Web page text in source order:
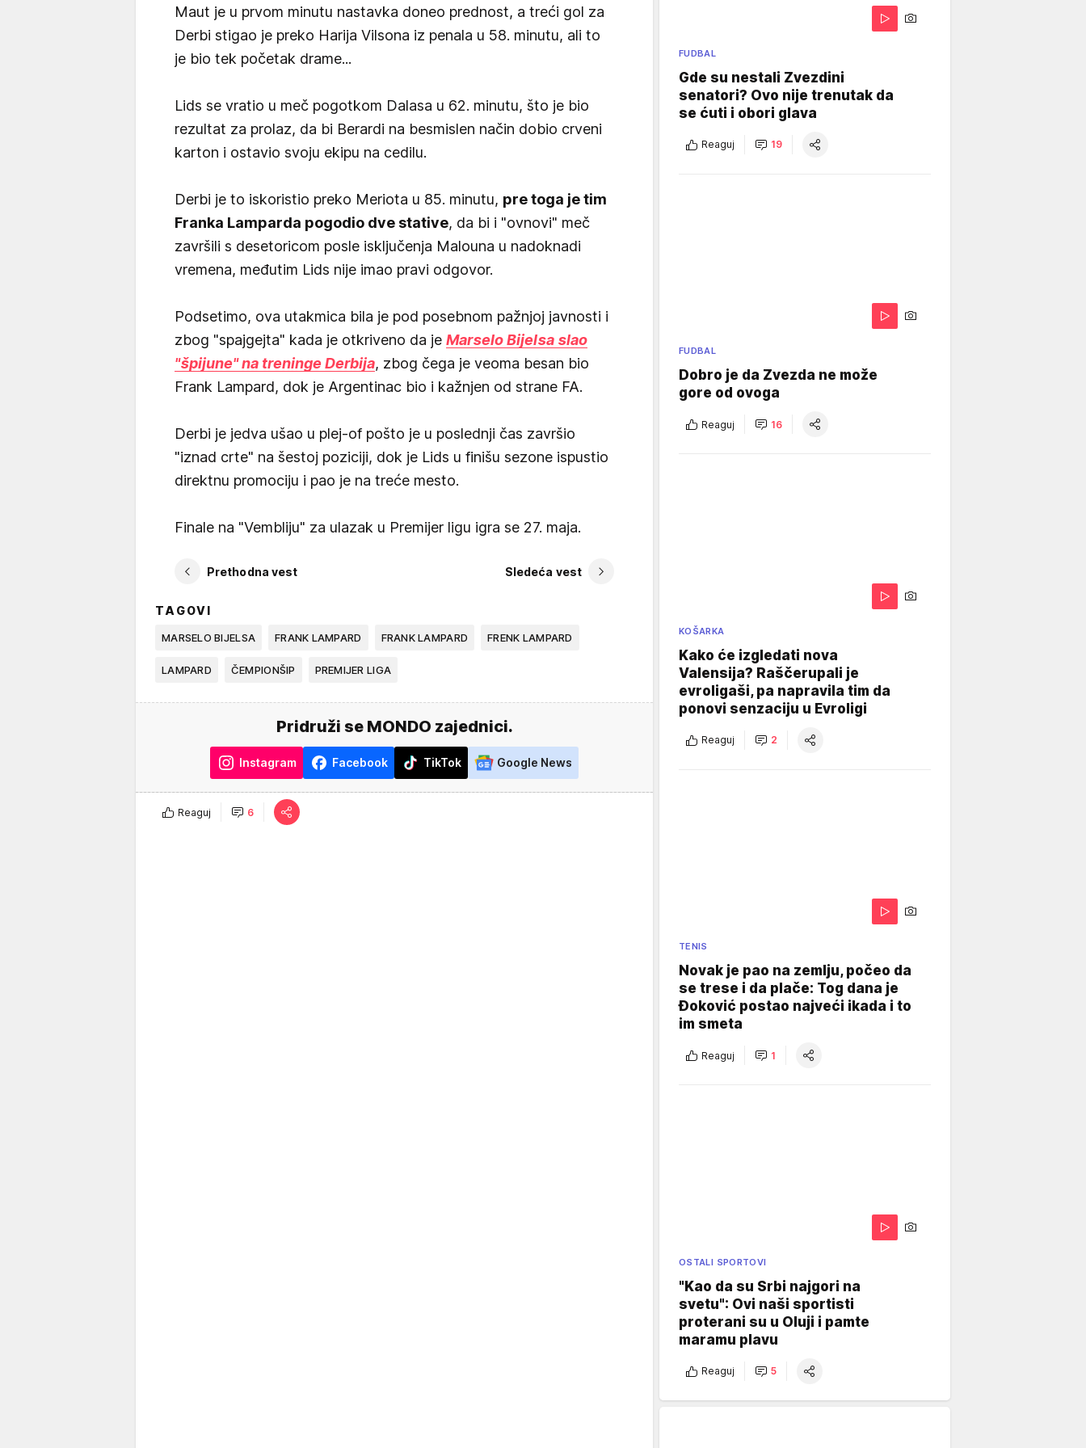
Maut je u prvom minutu nastavka doneo prednost, a treći gol za
Derbi stigao je preko Harija Vilsona iz penala u 58. minutu, ali to
je bio tek početak drame...
Lids se vratio u meč pogotkom Dalasa u 62. minutu, što je bio
rezultat za prolaz, da bi Berardi na besmislen način dobio crveni
karton i ostavio svoju ekipu na cedilu.
Derbi je to iskoristio preko Meriota u 85. minutu, pre toga je tim
Franka Lamparda pogodio dve stative, da bi i "ovnovi" meč
završili s desetoricom posle isključenja Malouna u nadoknadi
vremena, međutim Lids nije imao pravi odgovor.
Podsetimo, ova utakmica bila je pod posebnom pažnjoj javnosti i
zbog "spajgejta" kada je otkriveno da je Marselo Bijelsa slao
"špijune" na treninge Derbija, zbog čega je veoma besan bio
Frank Lampard, dok je Argentinac bio i kažnjen od strane FA.
Derbi je jedva ušao u plej-of pošto je u poslednji čas završio
"iznad crte" na šestoj poziciji, dok je Lids u finišu sezone ispustio
direktnu promociju i pao je na treće mesto.
Finale na "Vembliju" za ulazak u Premijer ligu igra se 27. maja.
Prethodna vest Sledeća vest
TAGOVI
MARSELO BIJELSA FRANK LAMPARD FRANK LAMPARD FRENK LAMPARD
LAMPARD ČEMPIONŠIP PREMIJER LIGA
Pridruži se MONDO zajednici.
Instagram Facebook TikTok Google News
Reaguj 6
FUDBAL
Gde su nestali Zvezdini
senatori? Ovo nije trenutak da
se ćuti i obori glava
Reaguj 19
FUDBAL
Dobro je da Zvezda ne može
gore od ovoga
Reaguj 16
KOŠARKA
Kako će izgledati nova
Valensija? Raščerupali je
evroligaši, pa napravila tim da
ponovi senzaciju u Evroligi
Reaguj 2
TENIS
Novak je pao na zemlju, počeo da
se trese i da plače: Tog dana je
Đoković postao najveći ikada i to
im smeta
Reaguj 1
OSTALI SPORTOVI
"Kao da su Srbi najgori na
svetu": Ovi naši sportisti
proterani su u Oluji i pamte
maramu plavu
Reaguj 5